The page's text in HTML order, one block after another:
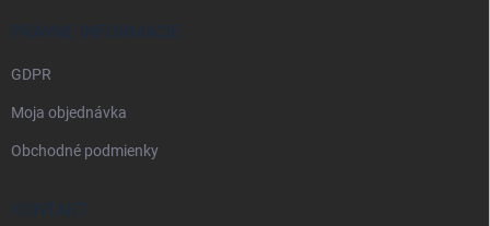
PRÁVNE INFORMÁCIE
GDPR
Moja objednávka
Obchodné podmienky
KONTAKT